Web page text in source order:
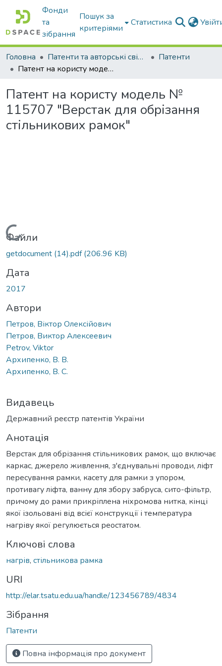
Фонди
та
зібрання
Пошук за
критеріями
Статистика
Головна Патенти та авторські свідоцтва
Патенти
Патент на користу модель № 115707 "Верстак для обрізання стільникових рамок"
Патент на користу модель №
115707 "Верстак для обрізання
стільникових рамок"
Вантажиться...
Файли
getdocument (14).pdf(206.96 KB)
Дата
2017
Автори
Петров, Віктор Олексійович
Петров, Виктор Алексеевич
Petrov, Viktor
Архипенко, В. В.
Архипенко, В. С.
Видавець
Державний реєстр патентів України
Анотація
Верстак для обрізання стільникових рамок, що включає
каркас, джерело живлення, з'єднувальні проводи, ліфт
пересування рамки, касету для рамки з упором,
противагу ліфта, ванну для збору забруса, сито-фільтр,
причому до рами прикріплена ніхромова нитка, кінці
якої ізольовані від всієї конструкції і температура
нагріву якої регулюється реостатом.
Ключові слова
нагрів, стільникова рамка
URI
http://elar.tsatu.edu.ua/handle/123456789/4834
Зібрання
Патенти
Повна інформація про документ